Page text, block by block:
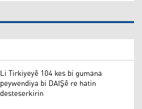
Li Tirkiyeyê 104 kes bi gumana
peywendiya bi DAIŞê re hatin
desteserkirin